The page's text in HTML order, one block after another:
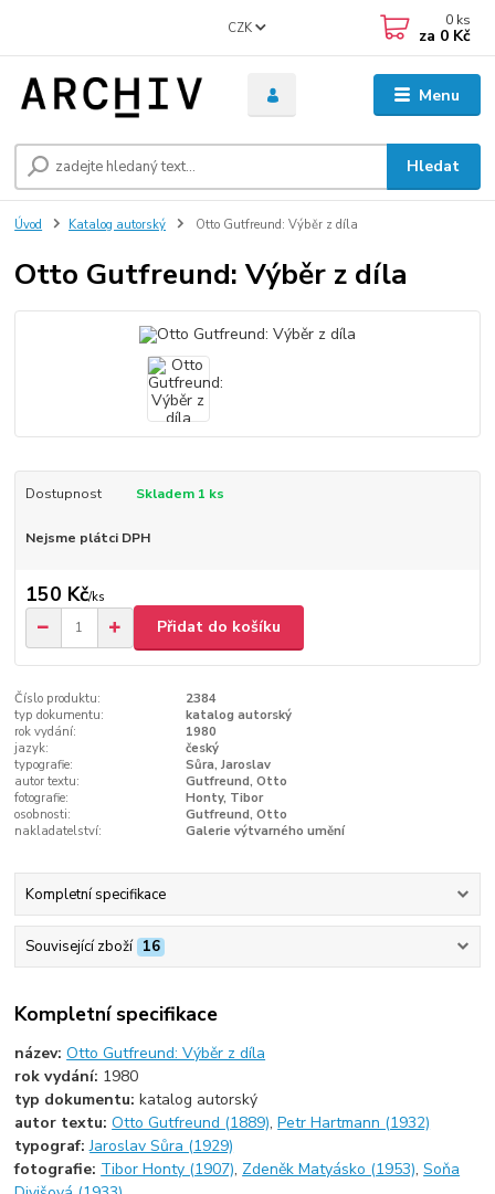
Menu
CZK
Hledat
0 ks
za 0 Kč
Úvod Katalog autorský Otto Gutfreund: Výběr z díla
Otto Gutfreund: Výběr z díla
Dostupnost Skladem 1 ks
Nejsme plátci DPH
150 Kč/ks
Přidat do košíku
Číslo produktu:
2384
typ dokumentu:
katalog autorský
rok vydání:
1980
jazyk:
český
typografie:
Sůra, Jaroslav
autor textu:
Gutfreund, Otto
fotografie:
Honty, Tibor
osobnosti:
Gutfreund, Otto
nakladatelství:
Galerie výtvarného umění
Kompletní specifikace
Související zboží 16
Kompletní specifikace
název:Otto Gutfreund: Výběr z díla
rok vydání: 1980
typ dokumentu:katalog autorský
autor textu:Otto Gutfreund (1889),Petr Hartmann (1932)
typograf:Jaroslav Sůra (1929)
fotografie: Tibor Honty (1907), Zdeněk Matyásko (1953),Soňa